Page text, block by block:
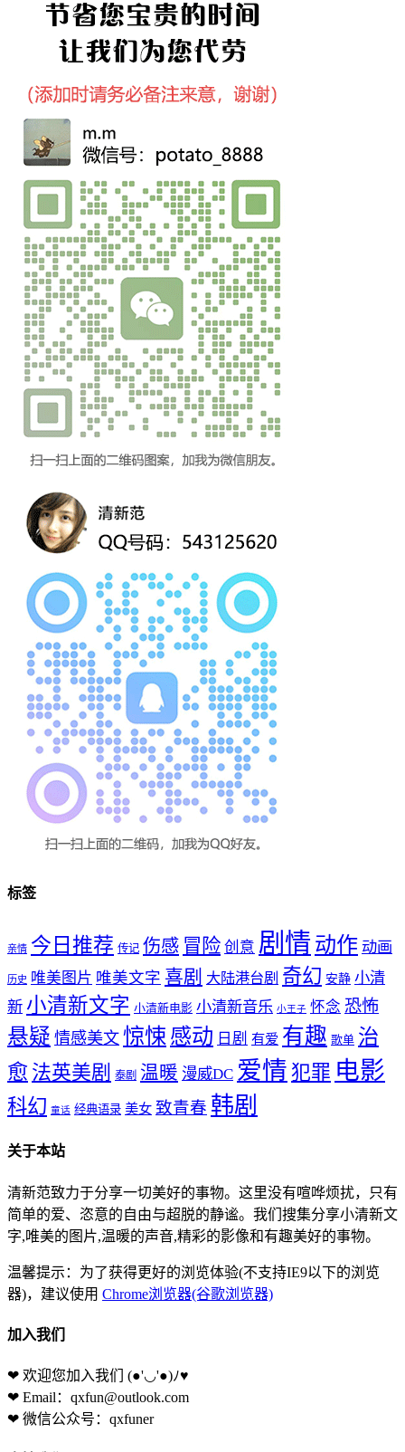
标签
亲情 今日推荐 传记 伤感 冒险 创意 剧情 动作 动画
历史 唯美图片 唯美文字 喜剧 大陆港台剧 奇幻 安静 小清
新 小清新文字 小清新电影 小清新音乐 小王子 怀念 恐怖
悬疑 情感美文 惊悚 感动 日剧 有爱 有趣 歌单 治
愈 法英美剧 泰剧 温暖 漫威DC 爱情 犯罪 电影
科幻 童话 经典语录 美女 致青春 韩剧
关于本站
清新范致力于分享一切美好的事物。这里没有喧哗烦扰，只有
简单的爱、恣意的自由与超脱的静谧。我们搜集分享小清新文
字,唯美的图片,温暖的声音,精彩的影像和有趣美好的事物。
温馨提示：为了获得更好的浏览体验(不支持IE9以下的浏览
器)，建议使用 Chrome浏览器(谷歌浏览器)
加入我们
❤ 欢迎您加入我们 (●'◡'●)ﾉ♥
❤ Email：qxfun@outlook.com
❤ 微信公众号：qxfuner